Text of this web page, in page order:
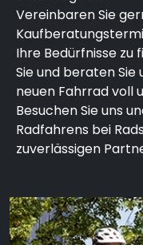
Vereinbaren Sie
Ihre Bedürfnisse zu
Sie und beraten
neuen Fahrrad voll
Besuchen Sie uns
Radfahrens bei
zuverlässigen